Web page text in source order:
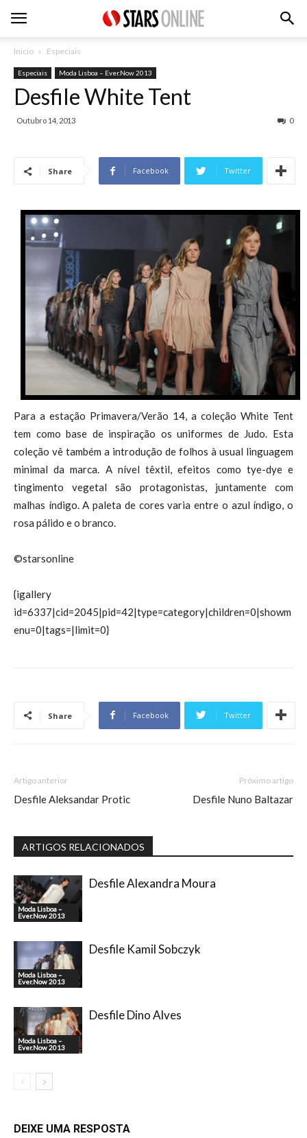
Inicio Especiais
Especiais Moda Lisboa – Ever.Now 2013
Desfile White Tent
Outubro 14, 2013 0
Share Facebook Twitter
Para a estação Primavera/Verão 14, a coleção White Tent
tem como base de inspiração os uniformes de Judo. Esta
coleção vê também a introdução de folhos à usual linguagem
minimal da marca. A nível têxtil, efeitos como tye-dye e
tingimento vegetal são protagonistas, juntamente com
malhas índigo. A paleta de cores varia entre o azul índigo, o
rosa pálido e o branco.
©starsonline
{igallery
id=6337|cid=2045|pid=42|type=category|children=0|showm
enu=0|tags=|limit=0}
Share Facebook Twitter
Artigo anterior
Desfile Aleksandar Protic
Próximo artigo
Desfile Nuno Baltazar
ARTIGOS RELACIONADOS
Moda Lisboa –
Ever.Now 2013
Desfile Alexandra Moura
Moda Lisboa –
Ever.Now 2013
Desfile Kamil Sobczyk
Moda Lisboa –
Ever.Now 2013
Desfile Dino Alves
DEIXE UMA RESPOSTA